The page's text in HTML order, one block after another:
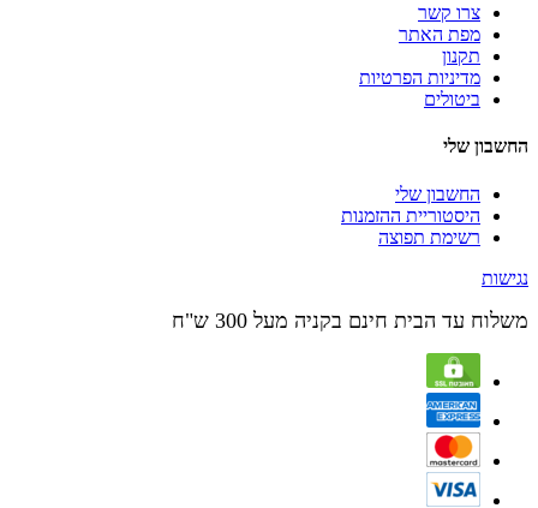
צרו קשר
מפת האתר
תקנון
מדיניות הפרטיות
ביטולים
החשבון שלי
החשבון שלי
היסטוריית ההזמנות
רשימת תפוצה
נגישות
משלוח עד הבית חינם בקניה מעל 300 ש"ח